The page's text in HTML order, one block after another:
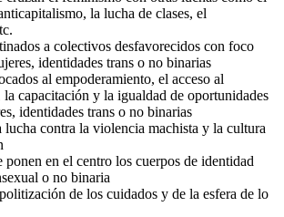
la lucha de clases, el
a colectivos desfavorecidos con foco
identidades trans o no binarias
al empoderamiento, el acceso al
capacitación y la igualdad de oportunidades
identidades trans o no binarias
lucha contra la violencia machista y la cultura
ponen en el centro los cuerpos de identidad
o no binaria
de los cuidados y de la esfera de lo